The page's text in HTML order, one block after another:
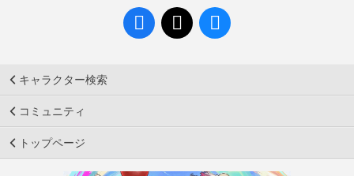
キャラクター検索
コミュニティ
トップページ